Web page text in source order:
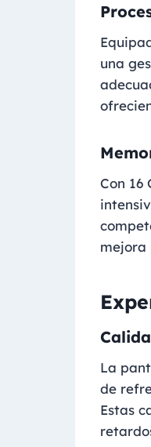
una
Con 16
mejora
La
de
Estas